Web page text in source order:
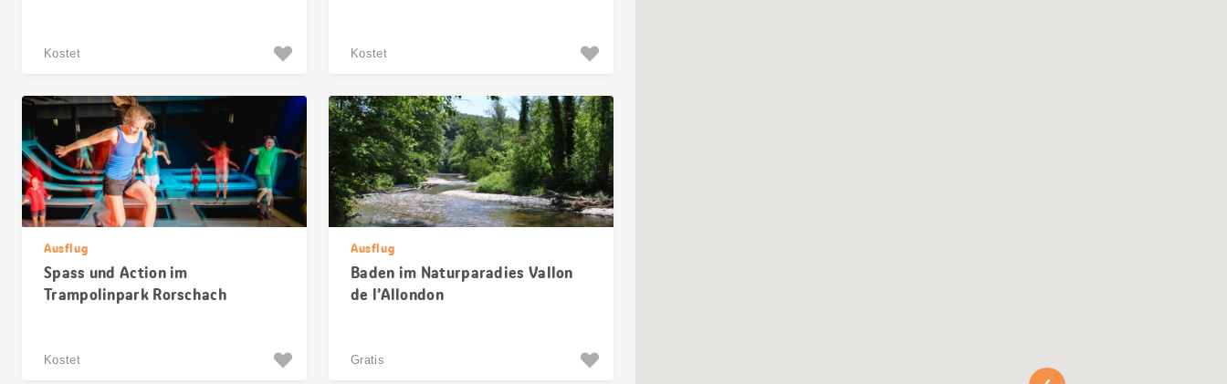
Kostet Kostet
Ausflug
Spass und Action im
Trampolinpark Rorschach
Kostet
Ausflug
Baden im Naturparadies Vallon
de l’Allondon
Gratis